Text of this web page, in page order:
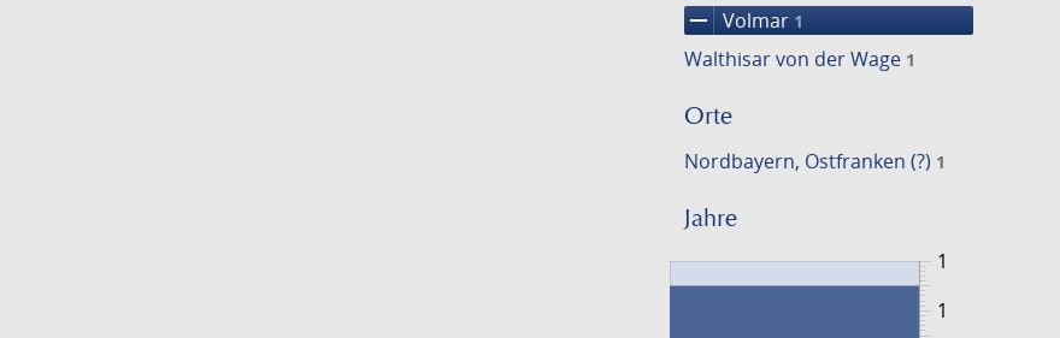
remove Volmar 1
Walthisar von der Wage 1
Orte
Nordbayern, Ostfranken (?) 1
Jahre
1
1